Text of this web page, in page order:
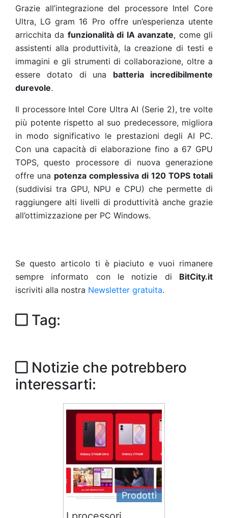
Grazie all’integrazione del processore Intel Core
Ultra, LG gram 16 Pro offre un’esperienza utente
arricchita da funzionalità di IA avanzate, come gli
assistenti alla produttività, la creazione di testi e
immagini e gli strumenti di collaborazione, oltre a
essere dotato di una batteria incredibilmente
durevole.
Il processore Intel Core Ultra AI (Serie 2), tre volte
più potente rispetto al suo predecessore, migliora
in modo significativo le prestazioni degli AI PC.
Con una capacità di elaborazione fino a 67 GPU
TOPS, questo processore di nuova generazione
offre una potenza complessiva di 120 TOPS totali
(suddivisi tra GPU, NPU e CPU) che permette di
raggiungere alti livelli di produttività anche grazie
all’ottimizzazione per PC Windows.
Se questo articolo ti è piaciuto e vuoi rimanere
sempre informato con le notizie di BitCity.it
iscriviti alla nostra Newsletter gratuita.
Tag:
Notizie che potrebbero
interessarti:
Prodotti